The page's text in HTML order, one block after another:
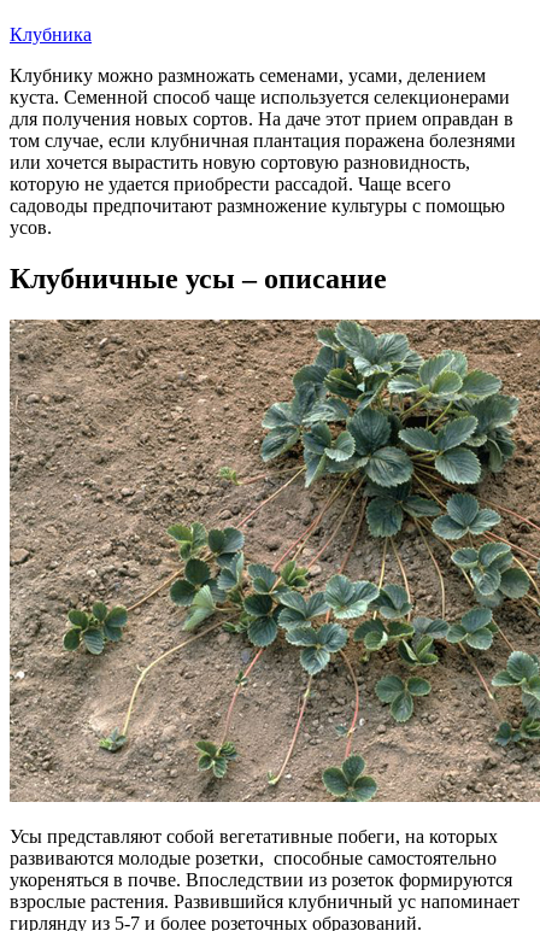
Клубника
Клубнику можно размножать семенами, усами, делением
куста. Семенной способ чаще используется селекционерами
для получения новых сортов. На даче этот прием оправдан в
том случае, если клубничная плантация поражена болезнями
или хочется вырастить новую сортовую разновидность,
которую не удается приобрести рассадой. Чаще всего
садоводы предпочитают размножение культуры с помощью
усов.
Клубничные усы – описание
Усы представляют собой вегетативные побеги, на которых
развиваются молодые розетки, способные самостоятельно
укореняться в почве. Впоследствии из розеток формируются
взрослые растения. Развившийся клубничный ус напоминает
гирлянду из 5-7 и более розеточных образований.